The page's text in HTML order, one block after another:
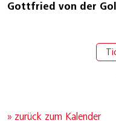
Gottfried von der
» zurück zum Kalender